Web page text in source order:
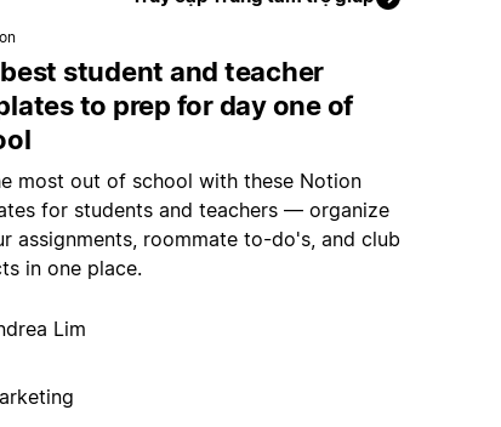
student and teacher
to prep for day one of
most out of school with these Notion
for students and teachers — organize
assignments, roommate to-do's, and club
in one place.
Lim